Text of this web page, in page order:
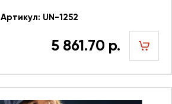
Артикул: UN-1252
5 861.70 р.